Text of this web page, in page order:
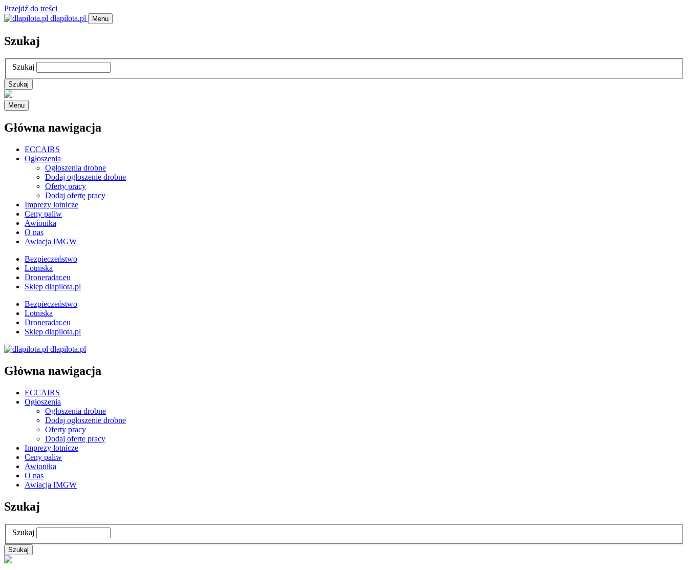
Przejdź do treści
dlapilota.pl
Menu
Szukaj
Szukaj
Menu
Główna nawigacja
ECCAIRS
Ogłoszenia
Ogłoszenia drobne
Dodaj ogłoszenie drobne
Oferty pracy
Dodaj ofertę pracy
Imprezy lotnicze
Ceny paliw
Awionika
O nas
Awiacja IMGW
Bezpieczeństwo
Lotniska
Droneradar.eu
Sklep dlapilota.pl
Bezpieczeństwo
Lotniska
Droneradar.eu
Sklep dlapilota.pl
dlapilota.pl
Główna nawigacja
ECCAIRS
Ogłoszenia
Ogłoszenia drobne
Dodaj ogłoszenie drobne
Oferty pracy
Dodaj ofertę pracy
Imprezy lotnicze
Ceny paliw
Awionika
O nas
Awiacja IMGW
Szukaj
Szukaj